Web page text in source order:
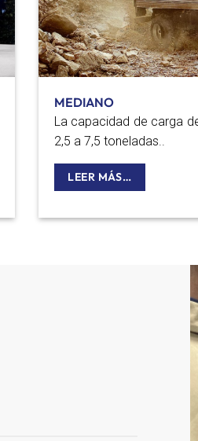
MEDIANO
La capacidad de carga
2,5 a 7,5 toneladas..
LEER MÁS…